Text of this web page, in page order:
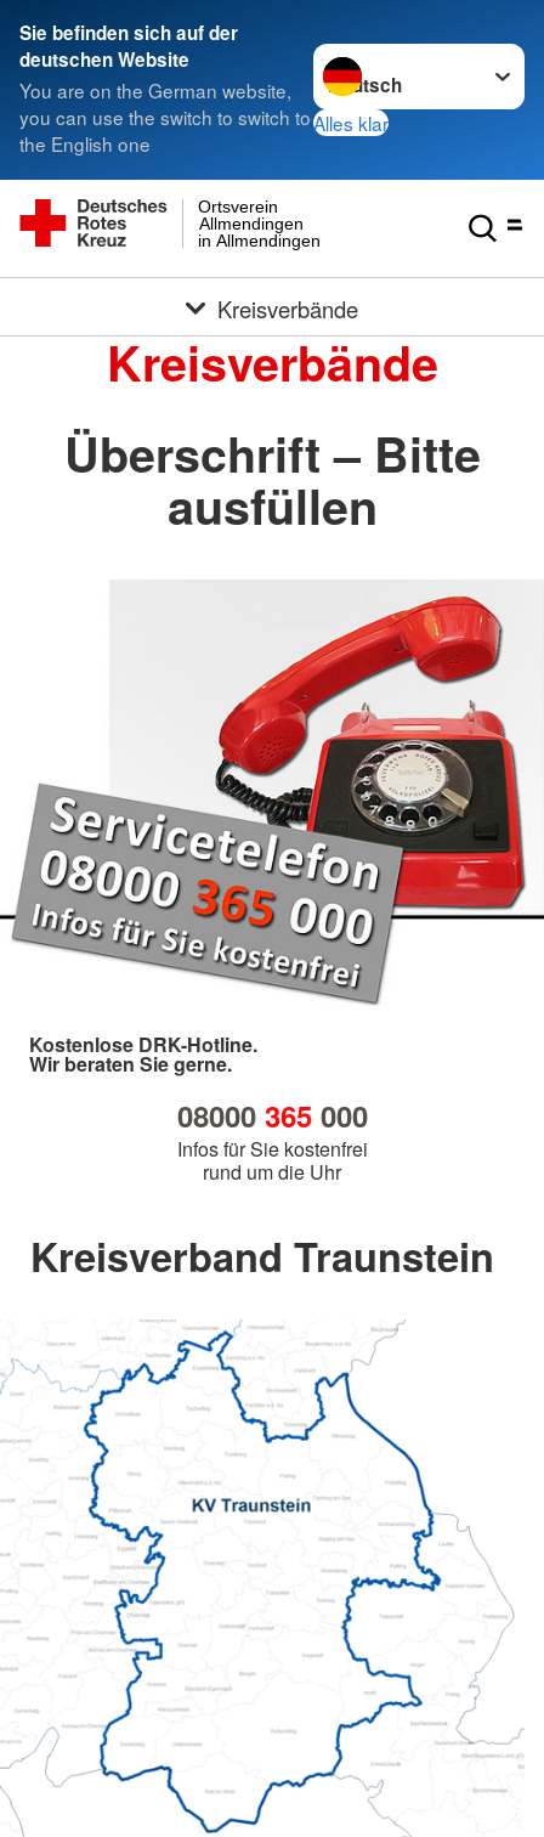
Sie befinden sich auf der
deutschen Website
You are on the German website,
you can use the switch to switch to
the English one
Sprache wechseln zu
Alles klar
in Allmendingen
Allmendingen
Ortsverein
Kreisverbände
Kreisverbände
Überschrift – Bitte
ausfüllen
Kostenlose DRK-Hotline.
Wir beraten Sie gerne.
08000 365000
Infos für Sie kostenfrei
rund um die Uhr
Kreisverband Traunstein